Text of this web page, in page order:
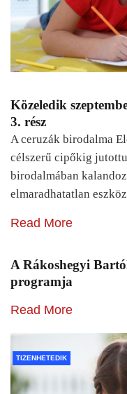
Közeledik
3. rész
A ceruzák birodalma
célszerű cipőkig
birodalmában
elmaradhatatlan
Read More
A Rákoshegyi
programja
Read More
TIZENHETEDIK